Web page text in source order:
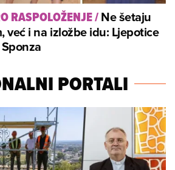
RASPOLOŽENJE/Ne šetaju
već i na izložbe idu: Ljepotice
PORTALI